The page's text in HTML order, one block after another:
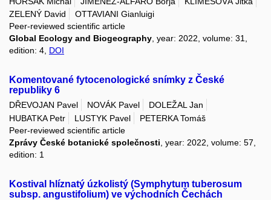
ZELENÝ David
OTTAVIANI Gianluigi
Peer-reviewed scientific article
Global Ecology and Biogeography , year: 2022, volume: 31,
edition: 4, DOI
Komentované fytocenologické snímky z České
republiky 6
DŘEVOJAN Pavel NOVÁK Pavel
DOLEŽAL Jan
HUBATKA Petr
LUSTYK Pavel
PETERKA Tomáš
Peer-reviewed scientific article
Zprávy České botanické společnosti , year: 2022, volume: 57,
edition: 1
Kostival hlíznatý úzkolistý (Symphytum tuberosum
subsp. angustifolium) ve východních Čechách